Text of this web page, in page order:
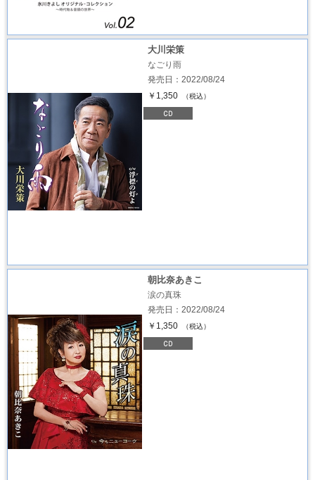
大川栄策
なごり雨
発売日：2022/08/24
￥1,350
（税込）
朝比奈あきこ
涙の真珠
発売日：2022/08/24
￥1,350
（税込）